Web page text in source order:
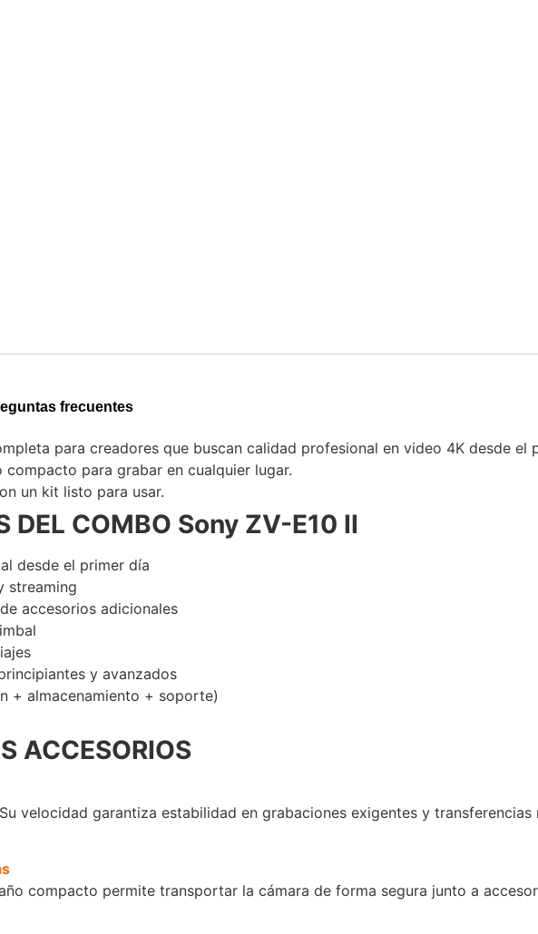
frecuentes
para creadores que buscan calidad profesional en video 4K desde el
para grabar en cualquier lugar.
un kit listo para usar.
DEL COMBO Sony ZV-E10 II
desde el primer día
streaming
accesorios adicionales
y avanzados
+ almacenamiento + soporte)
ACCESORIOS
velocidad garantiza estabilidad en grabaciones exigentes y transferencias
compacto permite transportar la cámara de forma segura junto a